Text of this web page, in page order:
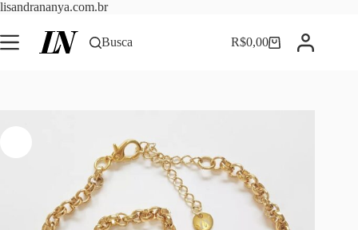
lisandrananya.com.brPular
o
conteúdo
Busca Carrinho
R$0,00